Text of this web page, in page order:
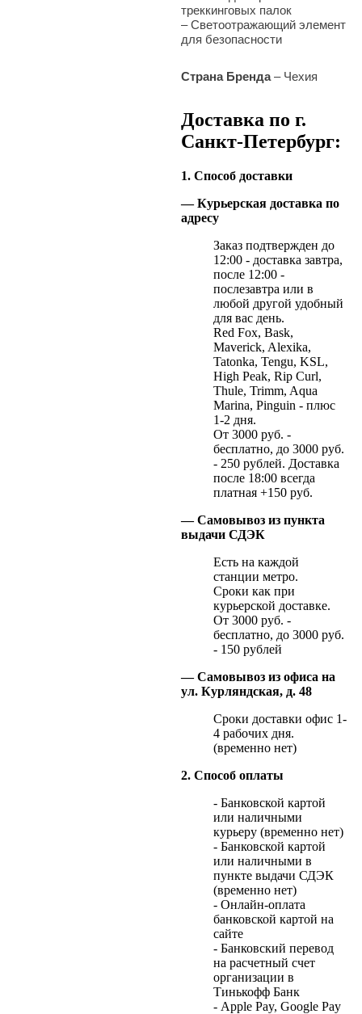
треккинговых палок
– Светоотражающий элемент
для безопасности
Страна Бренда– Чехия
Доставка по г.
Санкт-Петербург:
1. Способ доставки
— Курьерская доставка по
адресу
Заказ подтвержден до
12:00 - доставка завтра,
после 12:00 -
послезавтра или в
любой другой удобный
для вас день.
Red Fox, Bask,
Maverick, Alexika,
Tatonka, Tengu, KSL,
High Peak, Rip Curl,
Thule, Trimm, Aqua
Marina, Pinguin - плюс
1-2 дня.
От 3000 руб. -
бесплатно, до 3000 руб.
- 250 рублей. Доставка
после 18:00 всегда
платная +150 руб.
— Самовывоз из пункта
выдачи СДЭК
Есть на каждой
станции метро.
Сроки как при
курьерской доставке.
От 3000 руб. -
бесплатно, до 3000 руб.
- 150 рублей
— Самовывоз из офиса на
ул. Курляндская, д. 48
Сроки доставки офис 1-
4 рабочих дня.
(временно нет)
2. Способ оплаты
- Банковской картой
или наличными
курьеру (временно нет)
- Банковской картой
или наличными в
пункте выдачи СДЭК
(временно нет)
- Онлайн-оплата
банковской картой на
сайте
- Банковский перевод
на расчетный счет
организации в
Тинькофф Банк
- Apple Pay, Google Pay